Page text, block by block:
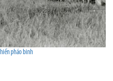
pháo binh